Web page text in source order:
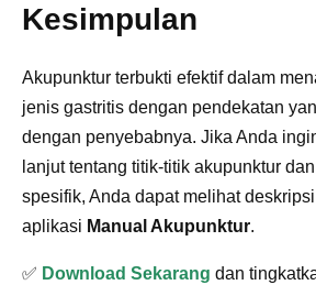
Kesimpulan
Akupunktur terbukti efektif dalam
jenis gastritis dengan pendekatan
dengan penyebabnya. Jika Anda
lanjut tentang titik-titik akupunktur
spesifik, Anda dapat melihat
aplikasi Manual Akupunktur.
✅ Download Sekarang dan